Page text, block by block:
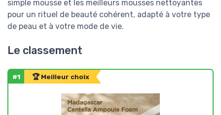
simple mousse et les meilleurs mousses nettoyantes
pour un rituel de beauté cohérent, adapté à votre type
de peau et à votre mode de vie.
Le classement
#1 🏆 Meilleur choix